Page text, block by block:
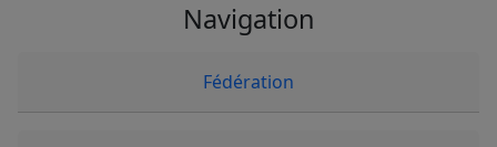
Navigation
Fédération